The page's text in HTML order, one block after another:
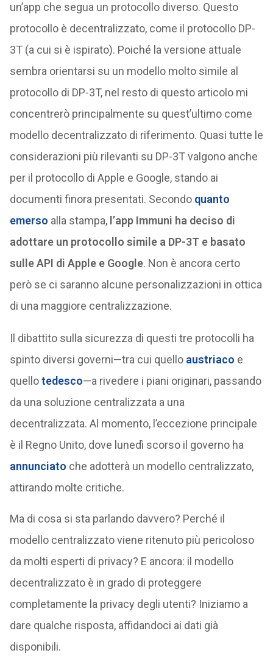
un’app che segua un protocollo diverso. Questo
protocollo è decentralizzato, come il protocollo DP-
3T (a cui si è ispirato). Poiché la versione attuale
sembra orientarsi su un modello molto simile al
protocollo di DP-3T, nel resto di questo articolo mi
concentrerò principalmente su quest’ultimo come
modello decentralizzato di riferimento. Quasi tutte le
considerazioni più rilevanti su DP-3T valgono anche
per il protocollo di Apple e Google, stando ai
documenti finora presentati. Secondo quanto
emerso alla stampa, l’app Immuni ha deciso di
adottare un protocollo simile a DP-3T e basato
sulle API di Apple e Google. Non è ancora certo
però se ci saranno alcune personalizzazioni in ottica
di una maggiore centralizzazione.
Il dibattito sulla sicurezza di questi tre protocolli ha
spinto diversi governi—tra cui quello austriaco e
quellotedesco—a rivedere i piani originari, passando
da una soluzione centralizzata a una
decentralizzata. Al momento, l’eccezione principale
è il Regno Unito, dove lunedì scorso il governo ha
annunciato che adotterà un modello centralizzato,
attirando molte critiche.
Ma di cosa si sta parlando davvero? Perché il
modello centralizzato viene ritenuto più pericoloso
da molti esperti di privacy? E ancora: il modello
decentralizzato è in grado di proteggere
completamente la privacy degli utenti? Iniziamo a
dare qualche risposta, affidandoci ai dati già
disponibili.